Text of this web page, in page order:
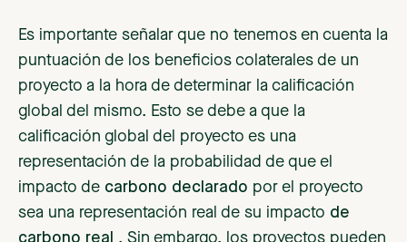
Es importante señalar que no tenemos en cuenta la
puntuación de los beneficios colaterales de un
proyecto a la hora de determinar la calificación
global del mismo. Esto se debe a que la
calificación global del proyecto es una
representación de la probabilidad de que el
impacto de carbono declarado por el proyecto
sea una representación real de su impacto de